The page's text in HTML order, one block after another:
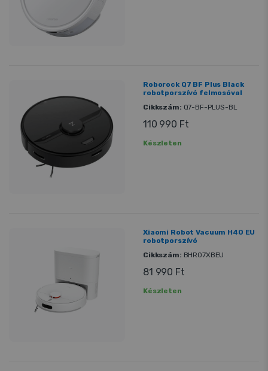
Roborock Q7 BF Plus Black
robotporszívó felmosóval
Cikkszám: Q7-BF-PLUS-BL
110 990 Ft
Készleten
Xiaomi Robot Vacuum H40 EU
robotporszívó
Cikkszám: BHR07XBEU
81 990 Ft
Készleten